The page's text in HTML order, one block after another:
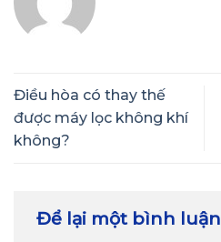
Điều hòa có thay thế
được máy lọc không khí
không?
Để lại một bình luận